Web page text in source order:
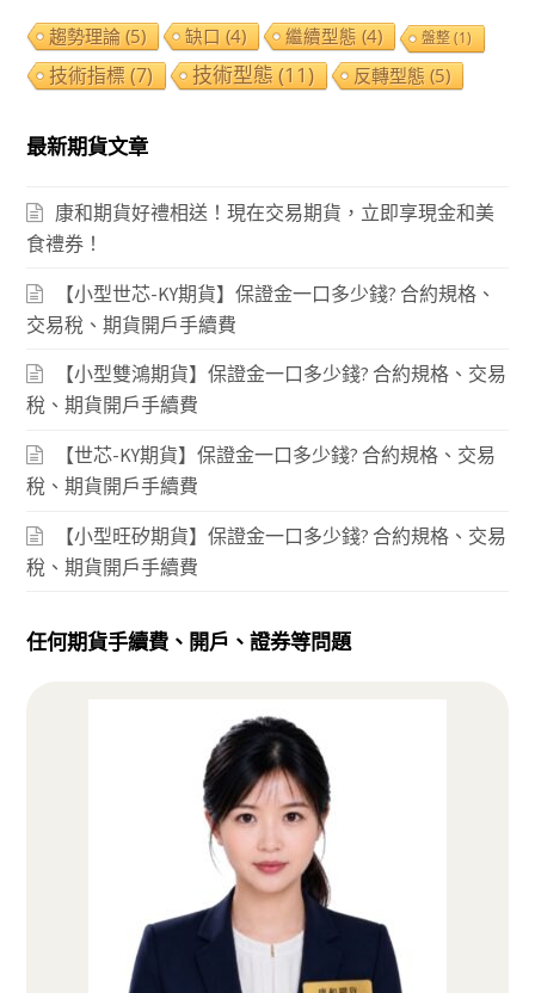
趨勢理論(5) 缺口(4) 繼續型態(4) 盤整(1)
技術指標(7) 技術型態(11) 反轉型態(5)
最新期貨文章
康和期貨好禮相送！現在交易期貨，立即享現金和美
食禮券！
【小型世芯-KY期貨】保證金一口多少錢? 合約規格、
交易稅、期貨開戶手續費
【小型雙鴻期貨】保證金一口多少錢? 合約規格、交易
稅、期貨開戶手續費
【世芯-KY期貨】保證金一口多少錢? 合約規格、交易
稅、期貨開戶手續費
【小型旺矽期貨】保證金一口多少錢? 合約規格、交易
稅、期貨開戶手續費
任何期貨手續費、開戶、證券等問題